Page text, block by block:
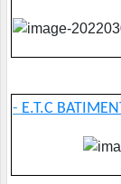
- E.T.C